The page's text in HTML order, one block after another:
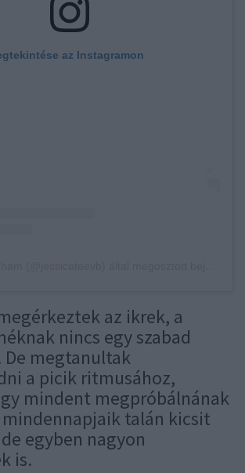
az Instagramon
az ikrek, a
nincs egy szabad
De megtanultak
a picik ritmusához,
mindent megpróbálnának
talán kicsit
egyben nagyon
is.